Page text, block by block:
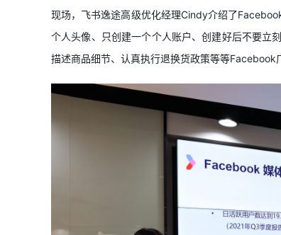
现场，飞书逸途高级优化经理Cindy介绍了
个人头像、只创建一个个人账户、创建好后不要立
描述商品细节、认真执行退换货政策等等Facebook